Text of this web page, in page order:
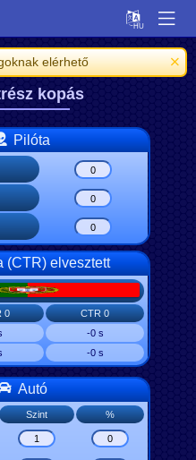
elérhető
kopás
Pilóta
(CTR) elvesztett
0
CTR 0
-0 s
-0 s
Autó
Szint %